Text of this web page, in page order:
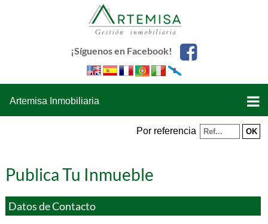
¡Síguenos en Facebook!
Artemisa Inmobiliaria
Por referencia
Publica Tu Inmueble
Datos de Contacto